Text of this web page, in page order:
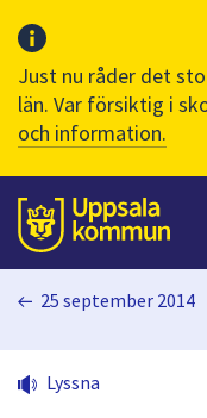
Just nu råder det
län. Var försiktig i
och information.
Till sidans
huvudinnehåll
25 september 2014
Lyssna